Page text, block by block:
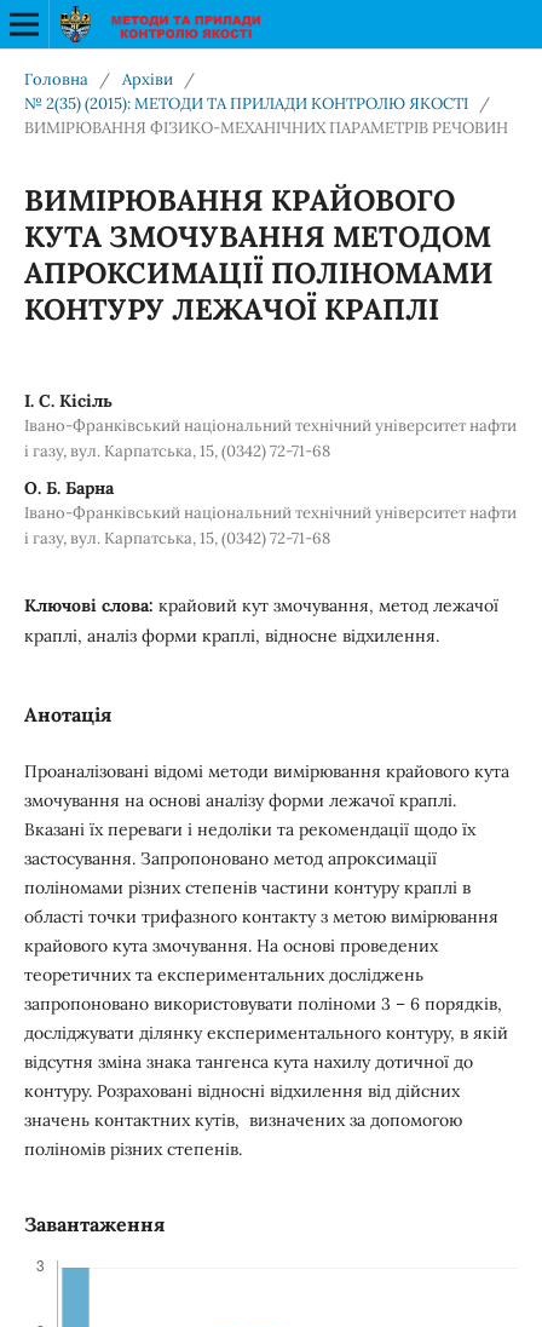
Головна / Архіви
/
№ 2(35) (2015): МЕТОДИ ТА ПРИЛАДИ КОНТРОЛЮ ЯКОСТІ
/
ВИМІРЮВАННЯ ФІЗИКО-МЕХАНІЧНИХ ПАРАМЕТРІВ РЕЧОВИН
ВИМІРЮВАННЯ КРАЙОВОГО
КУТА ЗМОЧУВАННЯ МЕТОДОМ
АПРОКСИМАЦІЇ ПОЛІНОМАМИ
КОНТУРУ ЛЕЖАЧОЇ КРАПЛІ
І. С. Кісіль
Івано-Франківський національний технічний університет нафти
і газу, вул. Карпатська, 15, (0342) 72-71-68
О. Б. Барна
Івано-Франківський національний технічний університет нафти
і газу, вул. Карпатська, 15, (0342) 72-71-68
Ключові слова: крайовий кут змочування, метод лежачої
краплі, аналіз форми краплі, відносне відхилення.
Анотація
Проаналізовані відомі методи вимірювання крайового кута
змочування на основі аналізу форми лежачої краплі.
Вказані їх переваги і недоліки та рекомендації щодо їх
застосування. Запропоновано метод апроксимації
поліномами різних степенів частини контуру краплі в
області точки трифазного контакту з метою вимірювання
крайового кута змочування. На основі проведених
теоретичних та експериментальних досліджень
запропоновано використовувати поліноми 3 – 6 порядків,
досліджувати ділянку експериментального контуру, в якій
відсутня зміна знака тангенса кута нахилу дотичної до
контуру. Розраховані відносні відхилення від дійсних
значень контактних кутів, визначених за допомогою
поліномів різних степенів.
Завантаження